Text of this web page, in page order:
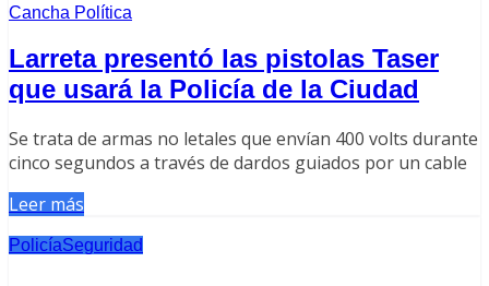
Cancha Política
Larreta presentó las pistolas Taser
que usará la Policía de la Ciudad
Se trata de armas no letales que envían 400 volts durante
cinco segundos a través de dardos guiados por un cable
Leer más
PolicíaSeguridad